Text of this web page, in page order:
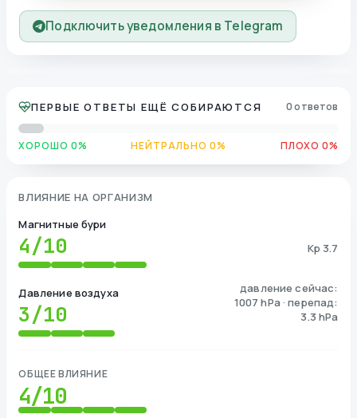
Подключить уведомления в Telegram
ПЕРВЫЕ ОТВЕТЫ ЕЩЁ СОБИРАЮТСЯ 0 ответов
ХОРОШО 0% НЕЙТРАЛЬНО 0% ПЛОХО 0%
ВЛИЯНИЕ НА ОРГАНИЗМ
Магнитные бури
4/10 Kp 3.7
Давление воздуха
3/10
давление сейчас:
1007 hPa · перепад:
3.3 hPa
ОБЩЕЕ ВЛИЯНИЕ
4/10